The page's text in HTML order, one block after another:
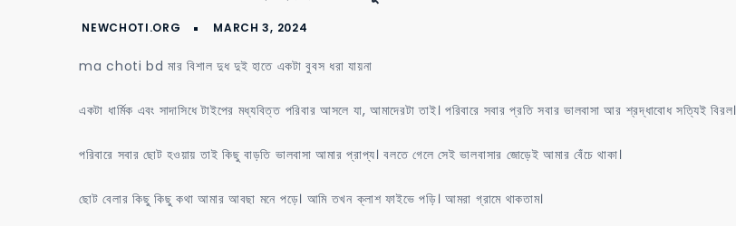
choti
bd
দুধ
হাতে
বুবস
ma choti bd মার বিশাল দুধ দুই হাতে একটা বুবস ধরা যায়না
একটা ধার্মিক এবং সাদাসিধে টাইপের মধ্যবিত্ত পরিবার আসলে যা, আমাদেরটা তাই। পরিবারে সবার প্রতি সবার ভালবাসা আর শ্রদ্ধাবোধ সত্যিই বিরল।
পরিবারে সবার ছোট হওয়ায় তাই কিছু বাড়তি ভালবাসা আমার প্রাপ্য। বলতে গেলে সেই ভালবাসার জোড়েই আমার বেঁচে থাকা।
ছোট বেলার কিছু কিছু কথা আমার আবছা মনে পড়ে। আমি তখন ক্লাশ ফাইভে পড়ি। আমরা গ্রামে থাকতাম।